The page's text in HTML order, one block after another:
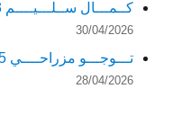
كــمـــال ســلـــيــــم 1913-1945
30/04/2026
تـــوجـــو مزراحــــي 1905-1986
28/04/2026